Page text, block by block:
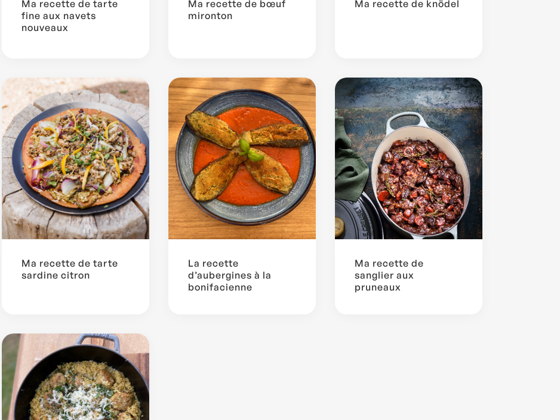
Ma recette de tarte
fine aux navets
nouveaux
Ma recette de bœuf
mironton
Ma recette de knödel
Ma recette de tarte
sardine citron
La recette
d’aubergines à la
bonifacienne
Ma recette de
sanglier aux
pruneaux